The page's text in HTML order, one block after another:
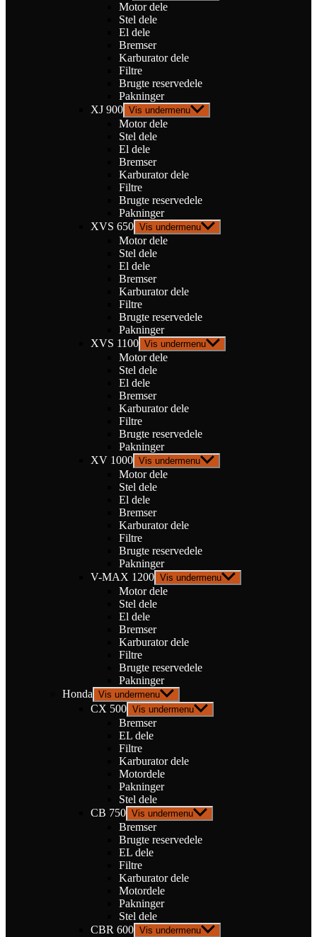
Motor dele
Stel dele
El dele
Bremser
Karburator dele
Filtre
Brugte reservedele
Pakninger
XJ 900 Vis undermenu
Motor dele
Stel dele
El dele
Bremser
Karburator dele
Filtre
Brugte reservedele
Pakninger
XVS 650 Vis undermenu
Motor dele
Stel dele
El dele
Bremser
Karburator dele
Filtre
Brugte reservedele
Pakninger
XVS 1100 Vis undermenu
Motor dele
Stel dele
El dele
Bremser
Karburator dele
Filtre
Brugte reservedele
Pakninger
XV 1000 Vis undermenu
Motor dele
Stel dele
El dele
Bremser
Karburator dele
Filtre
Brugte reservedele
Pakninger
V-MAX 1200 Vis undermenu
Motor dele
Stel dele
El dele
Bremser
Karburator dele
Filtre
Brugte reservedele
Pakninger
Honda Vis undermenu
CX 500 Vis undermenu
Bremser
EL dele
Filtre
Karburator dele
Motordele
Pakninger
Stel dele
CB 750 Vis undermenu
Bremser
Brugte reservedele
EL dele
Filtre
Karburator dele
Motordele
Pakninger
Stel dele
CBR 600 Vis undermenu